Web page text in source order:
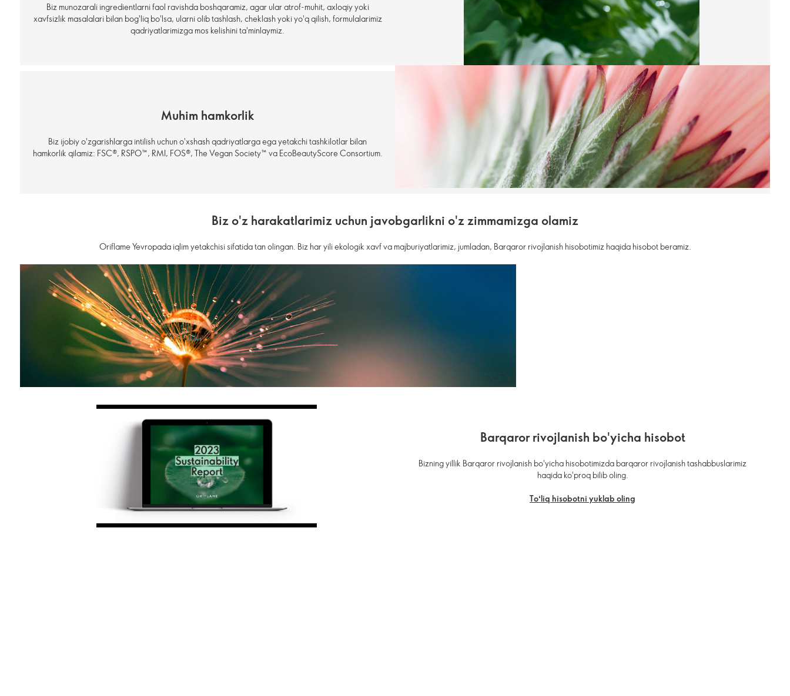
Biz munozarali ingredientlarni faol ravishda boshqaramiz, agar ular atrof-muhit, axloqiy yoki
xavfsizlik masalalari bilan bog'liq bo'lsa, ularni olib tashlash, cheklash yoki yo'q qilish, formulalarimiz
qadriyatlarimizga mos kelishini ta'minlaymiz.
Muhim hamkorlik
Biz ijobiy o'zgarishlarga intilish uchun o'xshash qadriyatlarga ega yetakchi tashkilotlar bilan
hamkorlik qilamiz: FSC®, RSPO™, RMI, FOS®, The Vegan Society™ va EcoBeautyScore Consortium.
Biz o'z harakatlarimiz uchun javobgarlikni o'z zimmamizga olamiz
Oriflame Yevropada iqlim yetakchisi sifatida tan olingan. Biz har yili ekologik xavf va majburiyatlarimiz, jumladan, Barqaror rivojlanish hisobotimiz haqida hisobot beramiz.
Barqaror rivojlanish bo'yicha hisobot
Bizning yillik Barqaror rivojlanish bo'yicha hisobotimizda barqaror rivojlanish tashabbuslarimiz
haqida ko'proq bilib oling.
Toʻliq hisobotni yuklab oling